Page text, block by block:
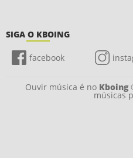
SIGA O KBOING
facebook
Ouvir música é no Kboing
músicas